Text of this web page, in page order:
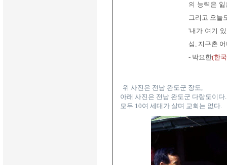
의 능력은
그리고 오늘
'내가 여기
섬, 지구촌
- 박요한(한
위 사진은 전남 완도군 장도,
아래 사진은 전남 완도군 다랑도이다.
모두 10여 세대가 살며 교회는 없다.